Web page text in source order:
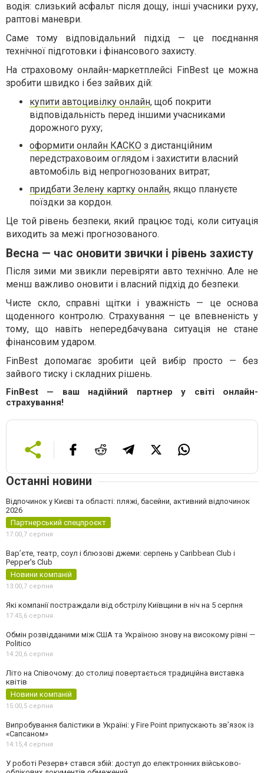
водія: слизький асфальт після дощу, інші учасники руху,
раптові маневри.
Саме тому відповідальний підхід — це поєднання
технічної підготовки і фінансового захисту.
На страховому онлайн-маркетплейсі FinBest це можна
зробити швидко і без зайвих дій:
купити автоцивілку онлайн, щоб покрити
відповідальність перед іншими учасниками
дорожного руху;
оформити онлайн КАСКО з дистанційним
передстраховоим оглядом і захистити власний
автомобіль від непрогнозованих витрат;
придбати Зелену картку онлайн, якщо плануєте
поїздки за кордон.
Це той рівень безпеки, який працює тоді, коли ситуація
виходить за межі прогнозованого.
Весна — час оновити звички і рівень захисту
Після зими ми звикли перевіряти авто технічно. Але не
менш важливо оновити і власний підхід до безпеки.
Чисте скло, справні щітки і уважність — це основа
щоденного контролю. Страхування — це впевненість у
тому, що навіть непередбачувана ситуація не стане
фінансовим ударом.
FinBest допомагає зробити цей вибір просто — без
зайвого тиску і складних рішень.
FinBest — ваш надійний партнер у світі онлайн-
страхування!
Останні новини
Відпочинок у Києві та області: пляжі, басейни, активний відпочинок
2026
Партнерський спецпроєкт
17:00,7 серпня
Вар’єте, театр, соул і блюзові джеми: серпень у Caribbean Club і
Pepper's Club
Новини компаній
13:00,7 серпня
Які компанії постраждали від обстрілу Київщини в ніч на 5 серпня
17:45,6 серпня
Обмін розвідданими між США та Україною знову на високому рівні —
Politico
14:20,6 серпня
Літо на Співочому: до столиці повертається традиційна виставка
квітів
Новини компаній
15:00,5 серпня
Випробування балістики в Україні: у Fire Point припускають зв’язок із
«Сапсаном»
14:15,4 серпня
У роботі Резерв+ стався збій: доступ до електронних військово-